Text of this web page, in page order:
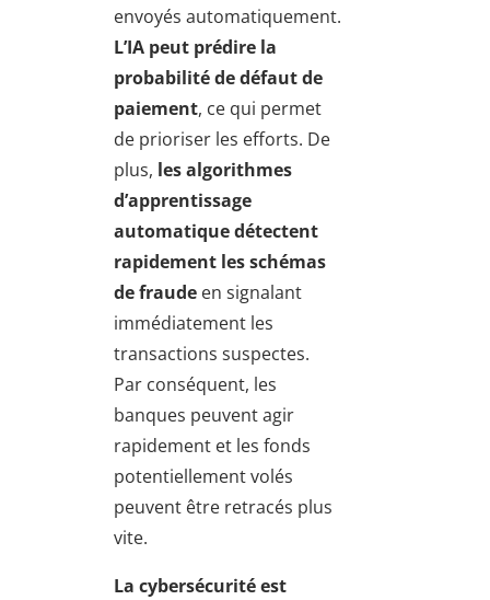
envoyés automatiquement.
L’IA peut prédire la
probabilité de défaut de
paiement, ce qui permet
de prioriser les efforts. De
plus, les algorithmes
d’apprentissage
automatique détectent
rapidement les schémas
de fraude en signalant
immédiatement les
transactions suspectes.
Par conséquent, les
banques peuvent agir
rapidement et les fonds
potentiellement volés
peuvent être retracés plus
vite.
La cybersécurité est